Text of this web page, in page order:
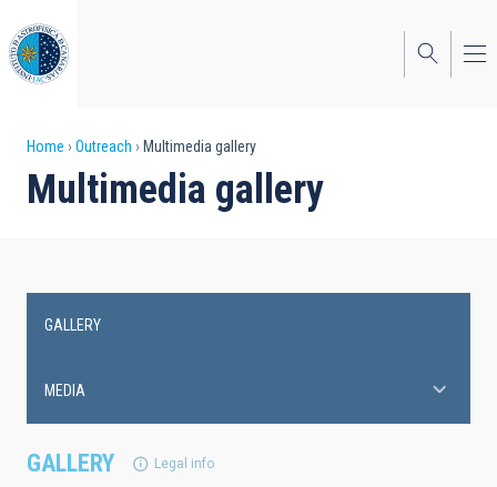
to
main
content
Breadcrumb
Home Outreach Multimedia gallery
Multimedia gallery
GALLERY Legal info
navigation
GALLERY
MEDIA